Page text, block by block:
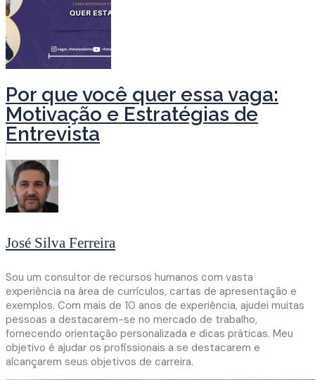
Por que você quer essa vaga:
Motivação e Estratégias de
Entrevista
José Silva Ferreira
Sou um consultor de recursos humanos com vasta
experiência na área de currículos, cartas de apresentação e
exemplos. Com mais de 10 anos de experiência, ajudei muitas
pessoas a destacarem-se no mercado de trabalho,
fornecendo orientação personalizada e dicas práticas. Meu
objetivo é ajudar os profissionais a se destacarem e
alcançarem seus objetivos de carreira.